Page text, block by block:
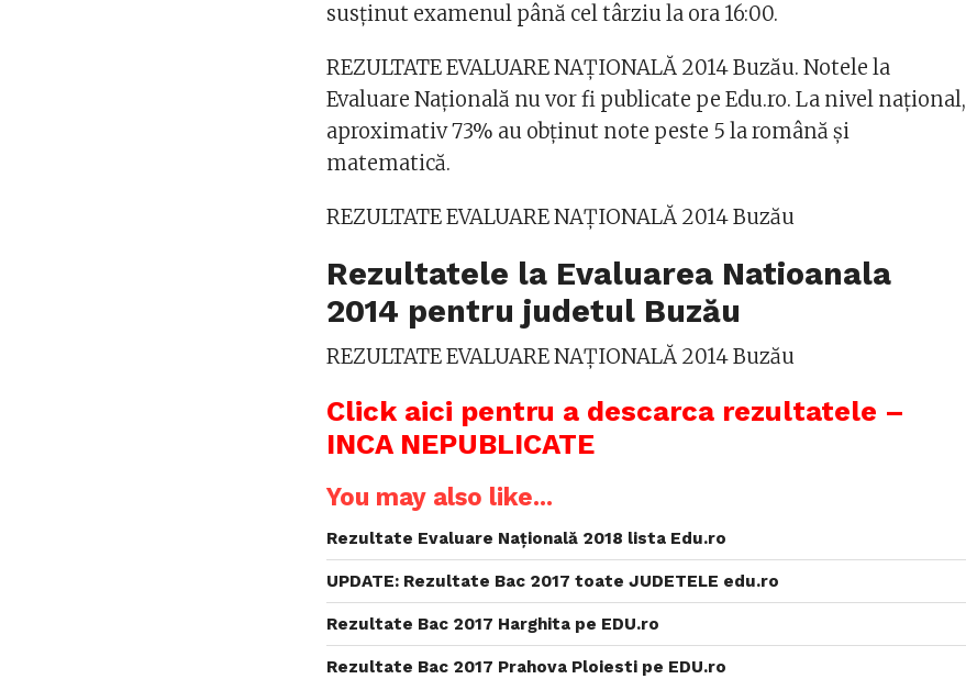
susţinut examenul până cel târziu la ora 16:00.
REZULTATE EVALUARE NAŢIONALĂ 2014 Buzău. Notele la
Evaluare Naţională nu vor fi publicate pe Edu.ro. La nivel naţional,
aproximativ 73% au obţinut note peste 5 la română şi
matematică.
REZULTATE EVALUARE NAŢIONALĂ 2014 Buzău
Rezultatele la Evaluarea Natioanala
2014 pentru judetul Buzău
REZULTATE EVALUARE NAŢIONALĂ 2014 Buzău
Click aici pentru a descarca rezultatele –
INCA NEPUBLICATE
You may also like...
Rezultate Evaluare Națională 2018 lista Edu.ro
UPDATE: Rezultate Bac 2017 toate JUDETELE edu.ro
Rezultate Bac 2017 Harghita pe EDU.ro
Rezultate Bac 2017 Prahova Ploiesti pe EDU.ro